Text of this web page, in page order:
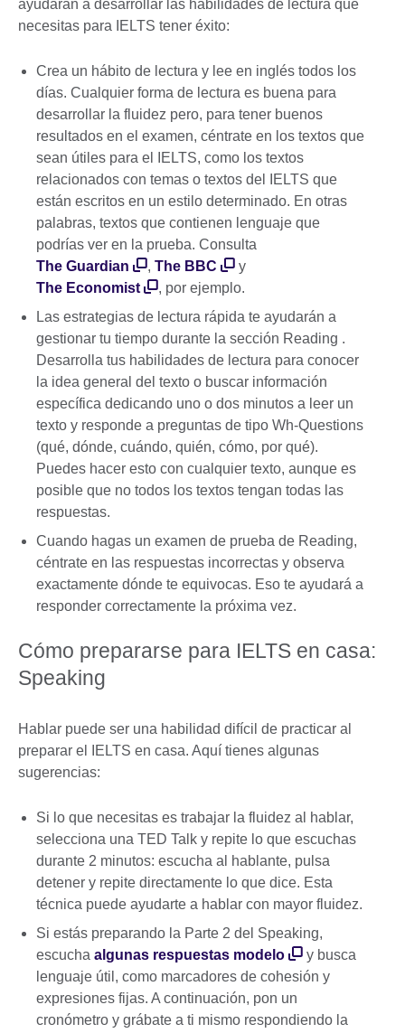
ayudarán a desarrollar las habilidades de lectura que
necesitas para IELTS tener éxito:
Crea un hábito de lectura y lee en inglés todos los
días. Cualquier forma de lectura es buena para
desarrollar la fluidez pero, para tener buenos
resultados en el examen, céntrate en los textos que
sean útiles para el IELTS, como los textos
relacionados con temas o textos del IELTS que
están escritos en un estilo determinado. En otras
palabras, textos que contienen lenguaje que
podrías ver en la prueba. Consulta
The Guardian
, The BBC
y
The Economist
, por ejemplo.
Las estrategias de lectura rápida te ayudarán a
gestionar tu tiempo durante la sección Reading .
Desarrolla tus habilidades de lectura para conocer
la idea general del texto o buscar información
específica dedicando uno o dos minutos a leer un
texto y responde a preguntas de tipo Wh-Questions
(qué, dónde, cuándo, quién, cómo, por qué).
Puedes hacer esto con cualquier texto, aunque es
posible que no todos los textos tengan todas las
respuestas.
Cuando hagas un examen de prueba de Reading,
céntrate en las respuestas incorrectas y observa
exactamente dónde te equivocas. Eso te ayudará a
responder correctamente la próxima vez.
Cómo prepararse para IELTS en casa:
Speaking
Hablar puede ser una habilidad difícil de practicar al
preparar el IELTS en casa. Aquí tienes algunas
sugerencias:
Si lo que necesitas es trabajar la fluidez al hablar,
selecciona una TED Talk y repite lo que escuchas
durante 2 minutos: escucha al hablante, pulsa
detener y repite directamente lo que dice. Esta
técnica puede ayudarte a hablar con mayor fluidez.
Si estás preparando la Parte 2 del Speaking,
escucha algunas respuestas modelo
y busca
lenguaje útil, como marcadores de cohesión y
expresiones fijas. A continuación, pon un
cronómetro y grábate a ti mismo respondiendo la